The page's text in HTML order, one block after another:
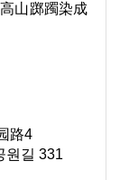
山踯躅染成
路4
원길 331